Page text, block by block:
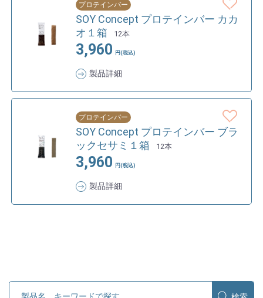
プロテインバー
SOY Concept プロテインバー カカ
オ１箱
12本
3,960 円(税込)
製品詳細
プロテインバー
SOY Concept プロテインバー ブラ
ックセサミ１箱
12本
3,960 円(税込)
製品詳細